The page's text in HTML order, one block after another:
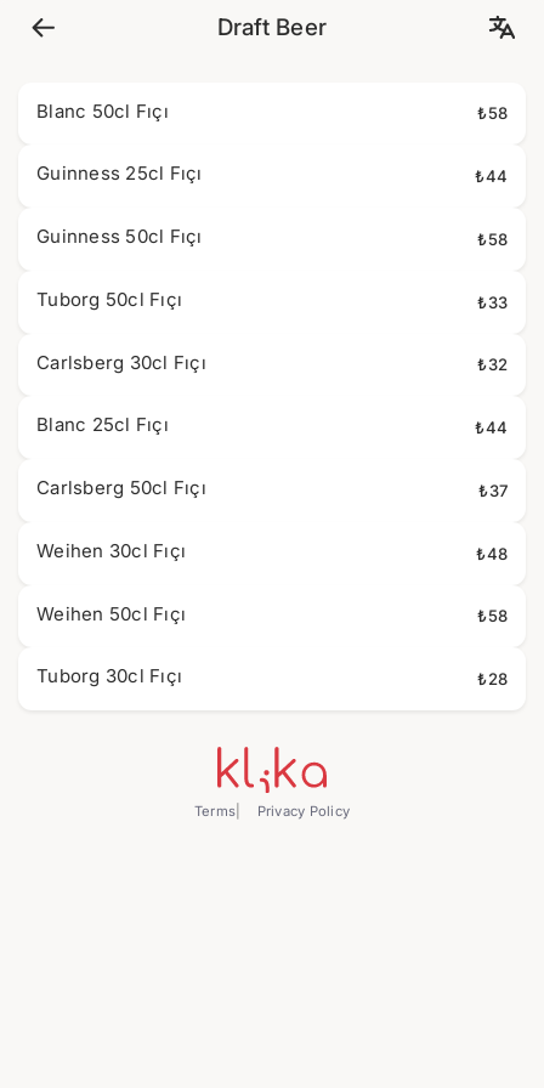
Draft Beer
Blanc 50cl Fıçı ₺58
Guinness 25cl Fıçı ₺44
Guinness 50cl Fıçı ₺58
Tuborg 50cl Fıçı ₺33
Carlsberg 30cl Fıçı ₺32
Blanc 25cl Fıçı ₺44
Carlsberg 50cl Fıçı ₺37
Weihen 30cl Fıçı ₺48
Weihen 50cl Fıçı ₺58
Tuborg 30cl Fıçı ₺28
Terms Privacy Policy